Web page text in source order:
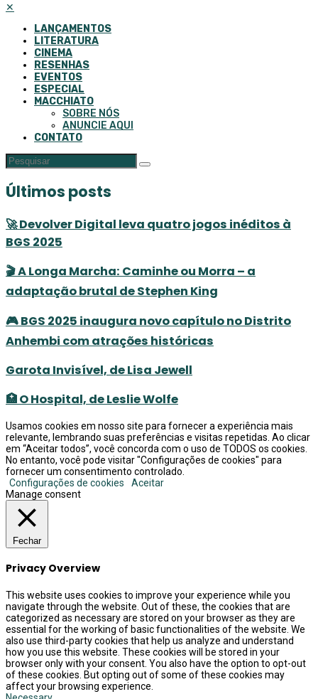
✕
LANÇAMENTOS
LITERATURA
CINEMA
RESENHAS
EVENTOS
ESPECIAL
MACCHIATO
SOBRE NÓS
ANUNCIE AQUI
CONTATO
Últimos posts
🚀 Devolver Digital leva quatro jogos inéditos à
BGS 2025
🎬 A Longa Marcha: Caminhe ou Morra – a
adaptação brutal de Stephen King
🎮 BGS 2025 inaugura novo capítulo no Distrito
Anhembi com atrações históricas
Garota Invisível, de Lisa Jewell
🏥 O Hospital, de Leslie Wolfe
Usamos cookies em nosso site para fornecer a experiência mais
relevante, lembrando suas preferências e visitas repetidas. Ao clicar
em “Aceitar todos”, você concorda com o uso de TODOS os cookies.
No entanto, você pode visitar "Configurações de cookies" para
fornecer um consentimento controlado.
Configurações de cookies
Aceitar
Manage consent
Fechar
Privacy Overview
This website uses cookies to improve your experience while you
navigate through the website. Out of these, the cookies that are
categorized as necessary are stored on your browser as they are
essential for the working of basic functionalities of the website. We
also use third-party cookies that help us analyze and understand
how you use this website. These cookies will be stored in your
browser only with your consent. You also have the option to opt-out
of these cookies. But opting out of some of these cookies may
affect your browsing experience.